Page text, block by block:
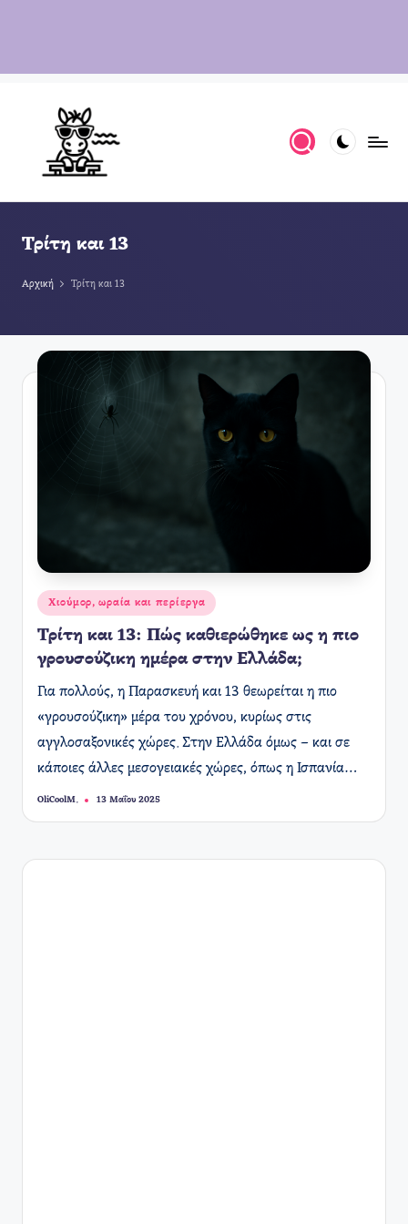
Τρίτη και 13
Αρχική Τρίτη και 13
Αναρτήθηκε
σε
Χιούμορ, ωραία και περίεργα
Τρίτη και 13: Πώς καθιερώθηκε ως η πιο
γρουσούζικη ημέρα στην Ελλάδα;
Για πολλούς, η Παρασκευή και 13 θεωρείται η πιο
«γρουσούζικη» μέρα του χρόνου, κυρίως στις
αγγλοσαξονικές χώρες. Στην Ελλάδα όμως – και σε
κάποιες άλλες μεσογειακές χώρες, όπως η Ισπανία…
Συγγραφέας:
OliCoolM. 13 Μαΐου 2025